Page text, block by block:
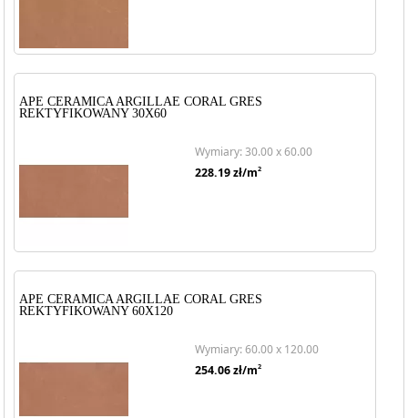
APE CERAMICA ARGILLAE CORAL GRES
REKTYFIKOWANY 30X60
Wymiary: 30.00 x 60.00
228.19zł/m2
APE CERAMICA ARGILLAE CORAL GRES
REKTYFIKOWANY 60X120
Wymiary: 60.00 x 120.00
254.06zł/m2